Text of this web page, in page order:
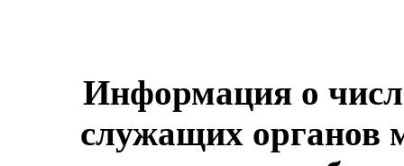
Информация о
служащих органов